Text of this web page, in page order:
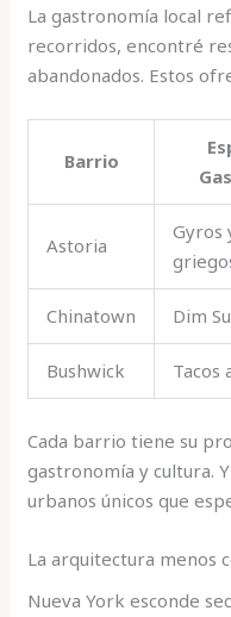
La gastronomía local
recorridos, encontré
abandonados. Estos
Barrio
Astoria
Gyros
Chinatown Dim
Bushwick Tacos
Cada barrio tiene su
gastronomía y cultura.
urbanos únicos que
La arquitectura menos
Nueva York esconde